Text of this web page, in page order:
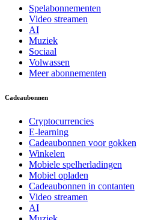
Spelabonnementen
Video streamen
AI
Muziek
Sociaal
Volwassen
Meer abonnementen
Cadeaubonnen
Cryptocurrencies
E-learning
Cadeaubonnen voor gokken
Winkelen
Mobiele spelherladingen
Mobiel opladen
Cadeaubonnen in contanten
Video streamen
AI